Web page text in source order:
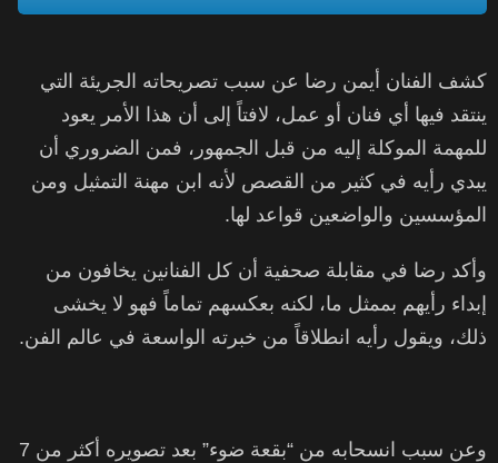
كشف الفنان أيمن رضا عن سبب تصريحاته الجريئة التي
ينتقد فيها أي فنان أو عمل، لافتاً إلى أن هذا الأمر يعود
للمهمة الموكلة إليه من قبل الجمهور، فمن الضروري أن
يبدي رأيه في كثير من القصص لأنه ابن مهنة التمثيل ومن
المؤسسين والواضعين قواعد لها.
وأكد رضا في مقابلة صحفية أن كل الفنانين يخافون من
إبداء رأيهم بممثل ما، لكنه بعكسهم تماماً فهو لا يخشى
ذلك، ويقول رأيه انطلاقاً من خبرته الواسعة في عالم الفن.
وعن سبب انسحابه من “بقعة ضوء” بعد تصويره أكثر من 7